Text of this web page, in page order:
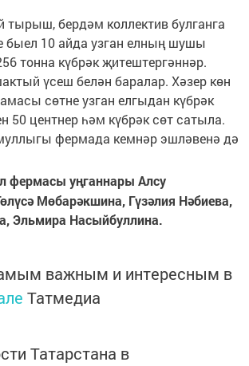
бердәм коллектив булганга
быел 10 айда узган елның шушы
тонна күбрәк җитештергәннәр.
үсеш белән баралар. Хәзер көн
сөтне узган елгыдан күбрәк
50 центнер һәм күбрәк сөт сатыла.
фермада кемнәр эшләвенә дә
фермасы уңганнары Алсу
Мөбарәкшина, Гүзәлия Нәбиева,
Эльмира Насыйбуллина.
важным и интересным в
Татмедиа
Татарстана в